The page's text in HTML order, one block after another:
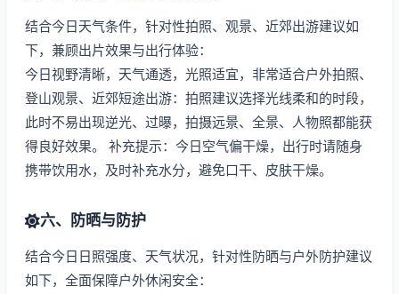
结合今日天气条件，针对性拍照、观景、近郊出游建议如
下，兼顾出片效果与出行体验：
今日视野清晰，天气通透，光照适宜，非常适合户外拍照、
登山观景、近郊短途出游：拍照建议选择光线柔和的时段，
此时不易出现逆光、过曝，拍摄远景、全景、人物照都能获
得良好效果。 补充提示：今日空气偏干燥，出行时请随身
携带饮用水，及时补充水分，避免口干、皮肤干燥。
六、防晒与防护
结合今日日照强度、天气状况，针对性防晒与户外防护建议
如下，全面保障户外休闲安全：